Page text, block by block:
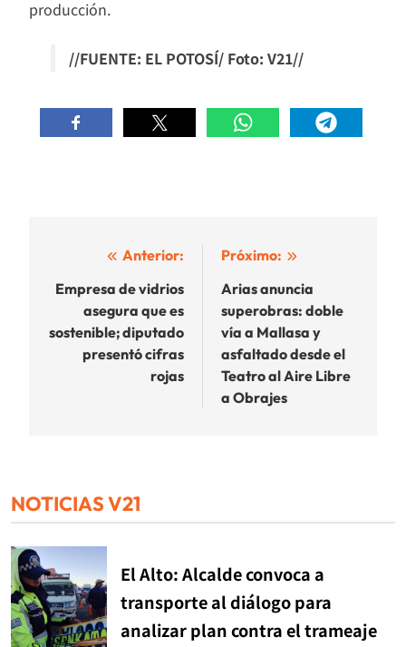
producción.
//FUENTE: EL POTOSÍ/ Foto: V21//
Navegación
de
entradas
Anterior:
Empresa de vidrios
asegura que es
sostenible; diputado
presentó cifras
rojas
Próximo:
Arias anuncia
superobras: doble
vía a Mallasa y
asfaltado desde el
Teatro al Aire Libre
a Obrajes
NOTICIAS V21
El Alto: Alcalde convoca a
transporte al diálogo para
analizar plan contra el trameaje